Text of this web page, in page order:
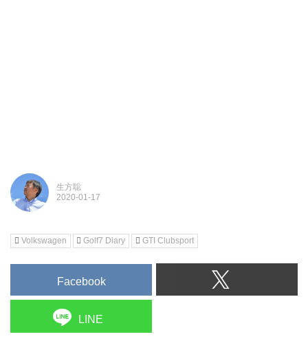
生方聡
Volkswagen Golf7 Diary GTI Clubsport
Facebook
LINE